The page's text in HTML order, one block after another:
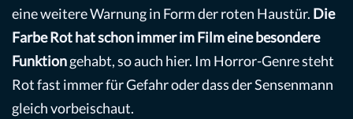
eine weitere Warnung in Form der roten Haustür. Die
Farbe Rot hat schon immer im Film eine besondere
Funktiongehabt, so auch hier. Im Horror-Genre steht
Rot fast immer für Gefahr oder dass der Sensenmann
gleich vorbeischaut.